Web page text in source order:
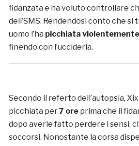
fidanzata e ha voluto controllare
dell’SMS. Rendendosi conto che
uomo l’ha picchiata violentemente
finendo con l’ucciderla.
Secondo il referto dell’autopsia,
picchiata per7 oreprima che il
dopo averle fatto perdere i sensi,
soccorsi. Nonostante la corsa